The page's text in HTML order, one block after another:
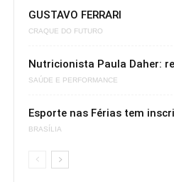
GUSTAVO FERRARI
CRAQUE DO FUTURO
Nutricionista Paula Daher:
SAÚDE E PERFORMANCE
Esporte nas Férias tem
BRASÍLIA